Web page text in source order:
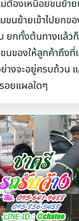
ต้องเหนื่อยขนย้าย
ขนย้ายเข้าไปยกข
ยกทั้งต้นทางแล้ว
นของให้ลูกค้าถึงที่
างจะอยู่ครบถ้วน
อยแผลใดๆ